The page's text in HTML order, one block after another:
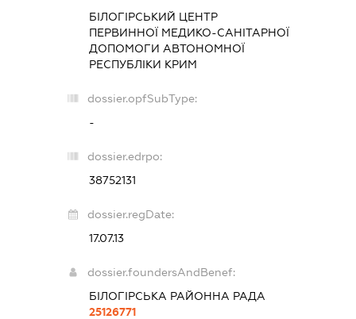
БІЛОГІРСЬКИЙ ЦЕНТР
ПЕРВИННОЇ МЕДИКО-САНІТАРНОЇ
ДОПОМОГИ АВТОНОМНОЇ
РЕСПУБЛІКИ КРИМ
dossier.opfSubType:
-
dossier.edrpo:
38752131
dossier.regDate:
17.07.13
dossier.foundersAndBenef:
БІЛОГІРСЬКА РАЙОННА РАДА
25126771